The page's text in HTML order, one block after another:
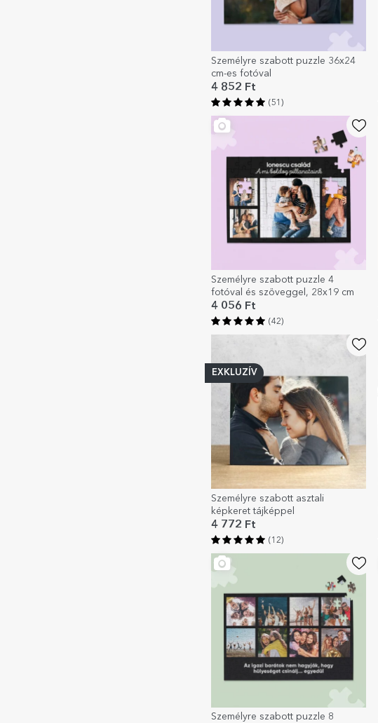
Személyre szabott puzzle 36x24
cm-es fotóval
4 852 Ft
(51)
Személyre szabott puzzle 4
fotóval és szöveggel, 28x19 cm
4 056 Ft
(42)
EXKLUZÍV
Személyre szabott asztali
képkeret tájképpel
4 772 Ft
(12)
Személyre szabott puzzle 8